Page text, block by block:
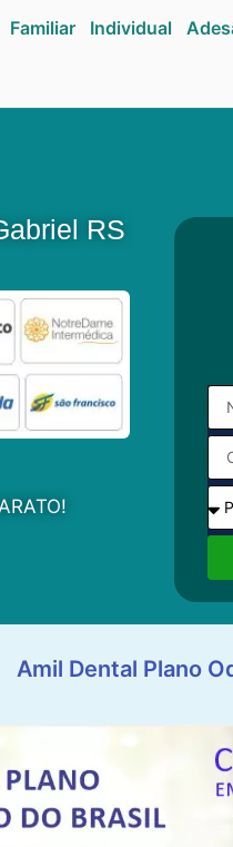
Familiar Individual
RS
Amil Dental Plano